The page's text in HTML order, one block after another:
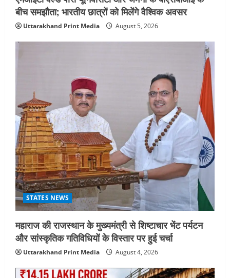
बीच समझौता; भारतीय छात्रों को मिलेंगे वैश्विक अवसर
Uttarakhand Print Media August 5, 2026
STATES NEWS
महाराज की राजस्थान के मुख्यमंत्री से शिष्टाचार भेंट पर्यटन
और सांस्कृतिक गतिविधियों के विस्तार पर हुई चर्चा
Uttarakhand Print Media August 4, 2026